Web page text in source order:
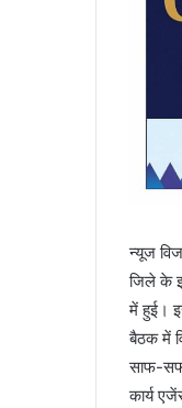
न्यूज
जिले के
में हुई।
बैठक में
साफ-
कार्य